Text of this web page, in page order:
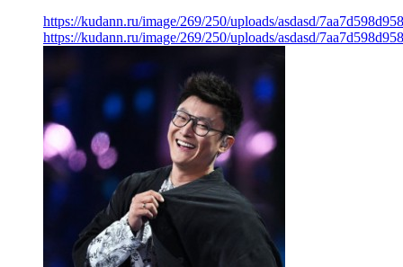
https://kudann.ru/image/269/250/uploads/asdasd/
https://kudann.ru/image/269/250/uploads/asdasd/